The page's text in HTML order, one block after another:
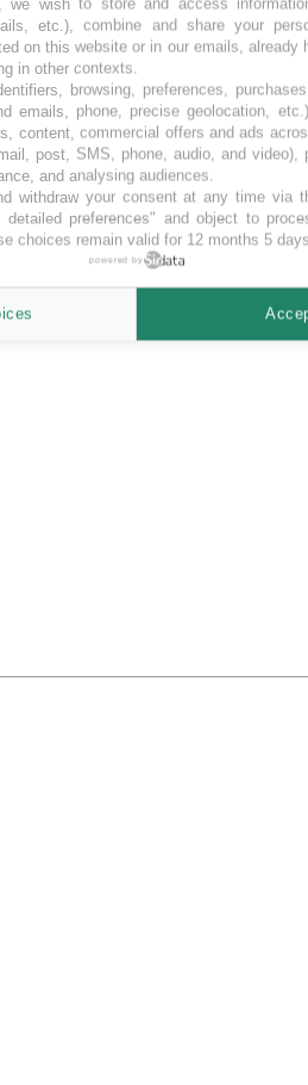
we wish to store and access
etc.), combine and share your
on this website or in our emails, already
in other contexts.
browsing, preferences,
emails, phone, precise geolocation,
content, commercial offers and ads
post, SMS, phone, audio, and video),
and analysing audiences.
withdraw your consent at any time via
preferences" and object to
choices remain valid for 12 months 5
powered by